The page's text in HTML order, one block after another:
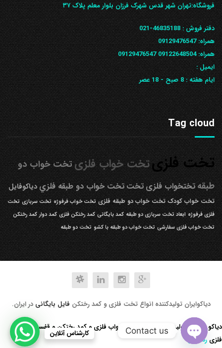
ف‍روشگاه:تهران شهر قدس شهرک فرزان بلوار معلم پلاک ۳۷
دفتر فروش :46835188-021
همراه:09129476547
همراه: 09122648504
09129476547
ایمیل :
ایام هفته :8 صبح - 18 عصر
Tag cloud
تخت فلزیتخت خواب فلزیتخت خواب دو
طبقه تختخواب فلزیتختتخت خواب دو طبقه فلزيدیاکوفایل
تخت خواب کودک تخت خواب دو طبقه فلزی تخت خواب فرفوژه تخت سربازی تخت
فلزی فرفوژه ابعاد تخت سربازی دو طبقه کمد بایگانی کمد رختکن فلزی کمد دوار کمد رختکن
تخت خواب فلزی سفارشی تخت خواب دو طبقه با کشو تخت دو طبقه
دیاکوایران تولیدکننده انواع تخت فلزی و کمد رختکن فایل بایگانی در ایران.
کارشناس آنلاین
دیاکو صنعت تولید کننده انواع تخت خواب فلزی و کمد رختکن و قفسه کتابخانه
فلزی رد کردن
Contact us